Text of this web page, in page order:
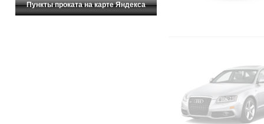
Пункты проката на карте Яндекса